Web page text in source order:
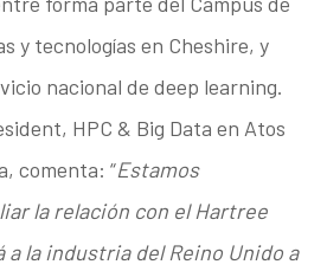
y tecnologías en Cheshire, y
nacional de deep learning.
HPC & Big Data en Atos
comenta: “Estamos
la relación con el Hartree
a la industria del Reino Unido a